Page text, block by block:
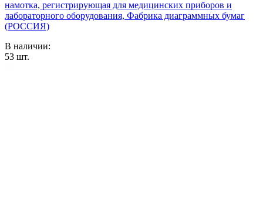
намотка, регистрирующая для медицинских приборов и
лабораторного оборудования, Фабрика диаграммных бумаг
(РОССИЯ)
В наличии:
53 шт.